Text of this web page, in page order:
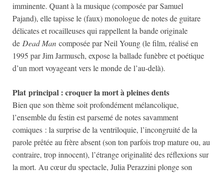
imminente. Quant à la musique (composée par Samuel
Pajand), elle tapisse le (faux) monologue de notes de guitare
délicates et rocailleuses qui rappellent la bande originale
de Dead Man composée par Neil Young (le film, réalisé en
1995 par Jim Jarmusch, expose la ballade funèbre et poétique
d’un mort voyageant vers le monde de l’au-delà).
Plat principal : croquer la mort à pleines dents
Bien que son thème soit profondément mélancolique,
l’ensemble du festin est parsemé de notes savamment
comiques : la surprise de la ventriloquie, l’incongruité de la
parole prêtée au frère absent (son ton parfois trop mature ou, au
contraire, trop innocent), l’étrange originalité des réflexions sur
la mort. Au cœur du spectacle, Julia Perazzini plonge son